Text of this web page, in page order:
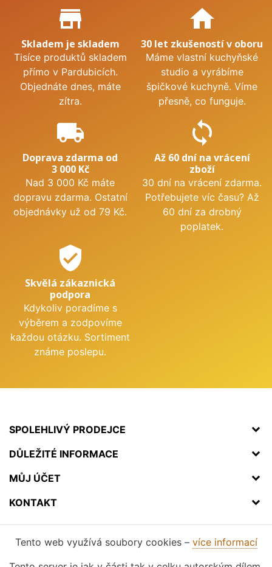
Proč nakupovat u nás?
store_mall_directory
Skladem je skladem
Tisíce produktů skladem
přímo v Pardubicích.
Objednáte dnes, máte
zítra.
home
30 let zkušeností v oboru
Máme vlastní kuchyňské
studio a vyrábíme
špičkové kuchyně. Víme
přesně, co funguje.
local_shipping
Doprava zdarma od
3 000 Kč
Nad 3 000 Kč máte
dopravu zdarma. Ostatní
objednávky už od 79 Kč.
sync
Až 60 dní na vrácení
zboží
30 dní na vrácení zdarma.
Potřebujete víc času? Až
60 dní za drobný
poplatek.
verified_user
Skvělá zákaznická
podpora
Kdykoliv poradíme s
výběrem a zodpovíme
každou otázku. Sortiment
známe poslepu.
SPOLEHLIVÝ PRODEJCE
DŮLEŽITÉ INFORMACE
MŮJ ÚČET
KONTAKT
Tento web využívá soubory cookies – více informací